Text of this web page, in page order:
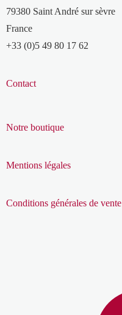
79380 Saint André sur sèvre
France
+33 (0)5 49 80 17 62
Contact
Notre boutique
Mentions légales
Conditions générales de vente